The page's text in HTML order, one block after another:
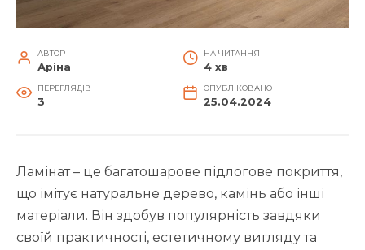
АВТОР
Аріна
НА ЧИТАННЯ
4 хв
ПЕРЕГЛЯДІВ
3
ОПУБЛІКОВАНО
25.04.2024
Ламінат – це багатошарове підлогове покриття,
що імітує натуральне дерево, камінь або інші
матеріали. Він здобув популярність завдяки
своїй практичності, естетичному вигляду та